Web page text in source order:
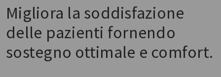
Migliora la soddisfazione
delle pazienti fornendo
sostegno ottimale e comfort.